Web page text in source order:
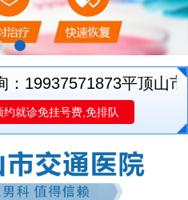
19937571873平顶山市
约就诊免挂号费,免排队